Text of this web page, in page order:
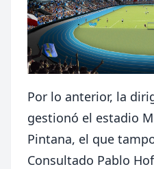
Por lo anterior, la
gestionó el estadio
Pintana, el que
Consultado Pablo